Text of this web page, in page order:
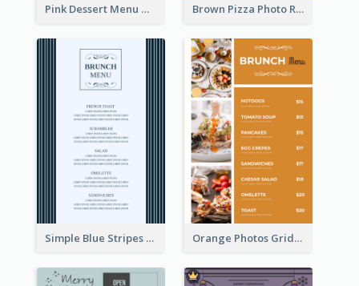
Pink Dessert Menu With Two Column Brown Pizza Photo Restaurant Menu
Simple Blue Stripes Patterns Brunch Menu Orange Photos Grids Brunch Menu